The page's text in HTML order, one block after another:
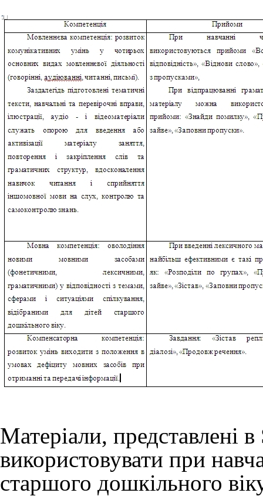
Матеріали, представлені
використовувати при
старшого дошкільного